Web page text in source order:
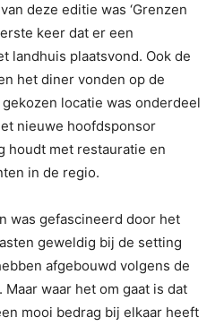
deze editie was ‘Grenzen
keer dat er een
landhuis plaatsvond. Ook de
het diner vonden op de
locatie was onderdeel
nieuwe hoofdsponsor
houdt met restauratie en
in de regio.
was gefascineerd door het
geweldig bij de setting
afgebouwd volgens de
waar het om gaat is dat
mooi bedrag bij elkaar heeft